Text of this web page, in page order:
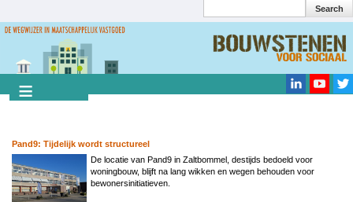
naar
gaan
Search
Pand9: Tijdelijk wordt structureel
De locatie van Pand9 in Zaltbommel, destijds bedoeld voor
woningbouw, blijft na lang wikken en wegen behouden voor
bewonersinitiatieven.